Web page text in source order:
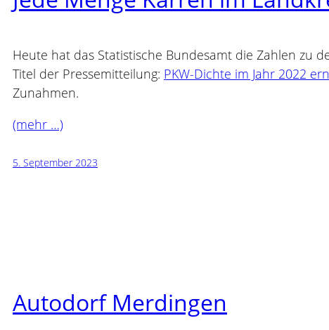
Heute hat das Statistische Bundesamt die Zahlen zu
Titel der Pressemitteilung: PKW-Dichte im Jahr 2022
Zunahmen.
(mehr …)
5. September 2023
Autodorf Merdingen